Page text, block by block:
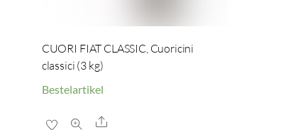
CUORI FIAT CLASSIC, Cuoricini
classici (3 kg)
Bestelartikel
Share